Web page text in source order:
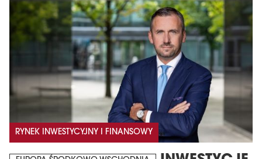
RYNEK INWESTYCYJNY I FINANSOWY